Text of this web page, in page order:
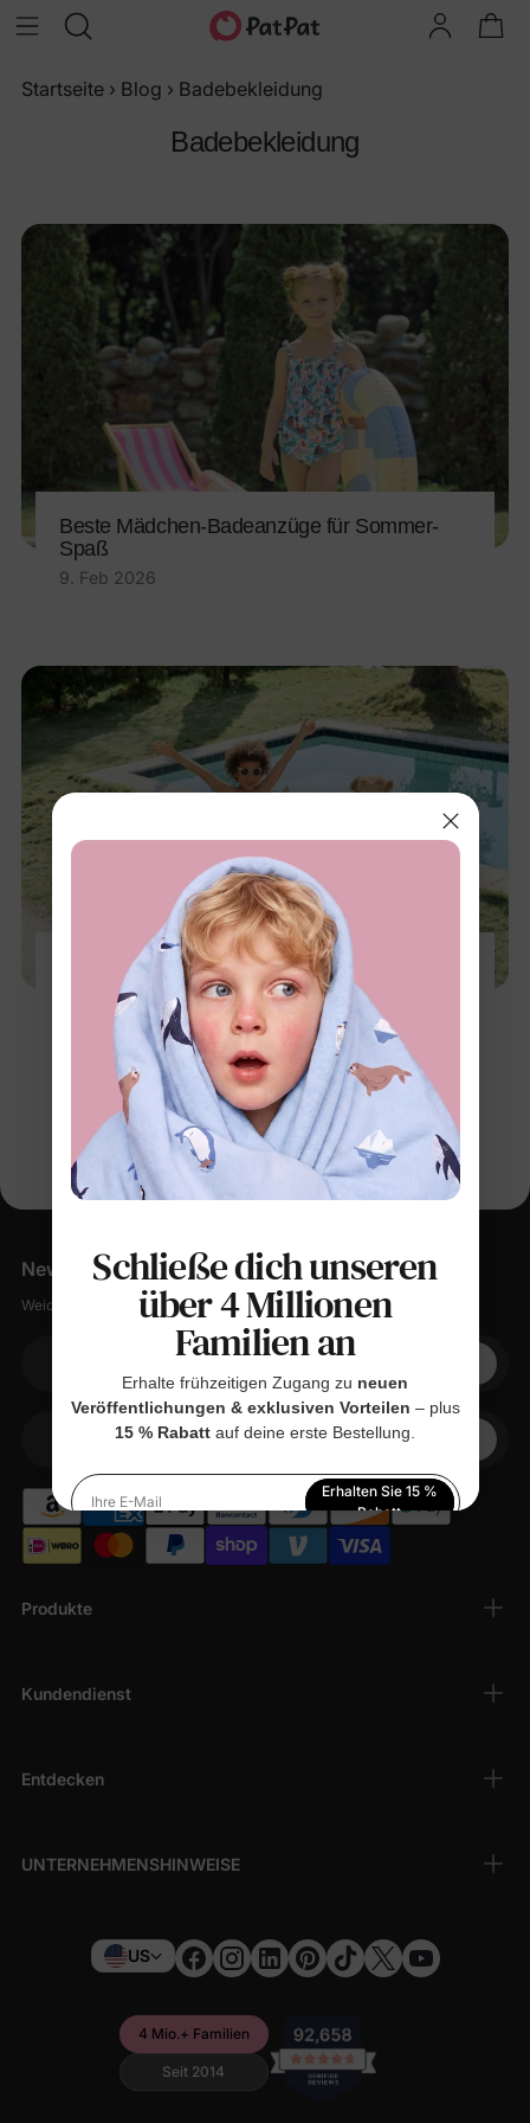
Startseite › Blog › Badebekleidung
Badebekleidung
Beste Mädchen-Badeanzüge für Sommer-
Spaß
9. Feb 2026
Die besten Farben für
Kinderschwimmanzüge: Lustige, leuchtende
& trendige Favoriten
4. Feb 2026
Produkte
Kundendienst
Entdecken
UNTERNEHMENSHINWEISE
Newsletter
Weiche Sachen, kleine Rabatte, null Spam.
Ihre E-Mail
US
4 Mio.+ Familien
Seit 2014
Schließe dich unseren
über 4 Millionen
Familien an
Erhalte frühzeitigen Zugang zu neuen
Veröffentlichungen & exklusiven Vorteilen – plus
15 % Rabatt auf deine erste Bestellung.
Ihre E-Mail
Erhalten Sie 15 %
Rabatt
Indem Sie sich anmelden, stimmen Sie unserer